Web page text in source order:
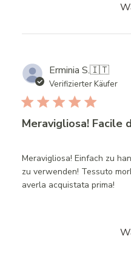
Erminia S.🇮🇹
Verifizierter Käufer
Meravigliosa! Facile
Meravigliosa! Einfach zu
zu verwenden! Tessuto
averla acquistata prima!